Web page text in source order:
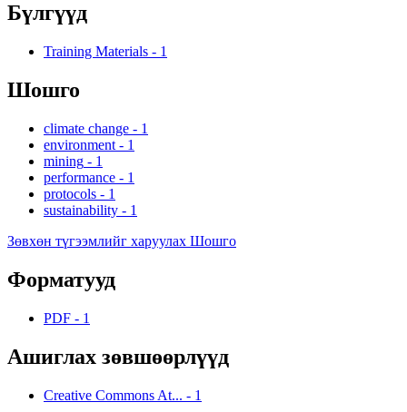
Бүлгүүд
Training Materials - 1
Шошго
climate change - 1
environment - 1
mining - 1
performance - 1
protocols - 1
sustainability - 1
Зөвхөн түгээмлийг харуулах Шошго
Форматууд
PDF - 1
Ашиглах зөвшөөрлүүд
Creative Commons At... - 1